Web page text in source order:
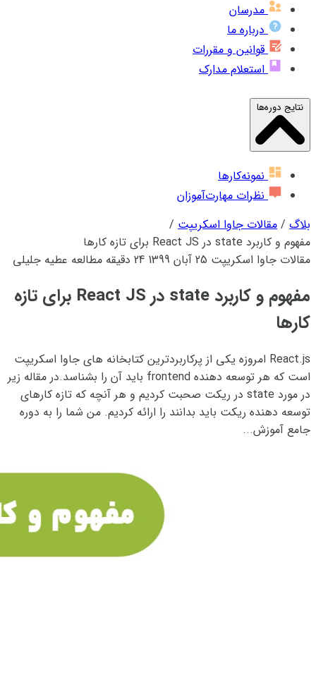
مدرسان
درباره ما
قوانین و مقررات
استعلام مدارک
نتایج دوره‌ها
نمونه‌کارها
نظرات مهارت‌آموزان
بلاگ / مقالات جاوا اسکریپت /
مفهوم و کاربرد state در React JS برای تازه کارها
مقالات جاوا اسکریپت 25 آبان 1399 24 دقیقه مطالعه عطیه جلیلی
مفهوم و کاربرد state در React JS برای تازه
کارها
React.js امروزه یکی از پرکاربردترین کتابخانه های جاوا اسکریپت
است که هر توسعه دهنده frontend باید آن را بشناسد.در مقاله زیر
در مورد state در ریکت صحبت کردیم و هر آنچه که تازه کارهای
توسعه دهنده ریکت باید بدانند را ارائه کردیم. من شما را به دوره
جامع آموزش...